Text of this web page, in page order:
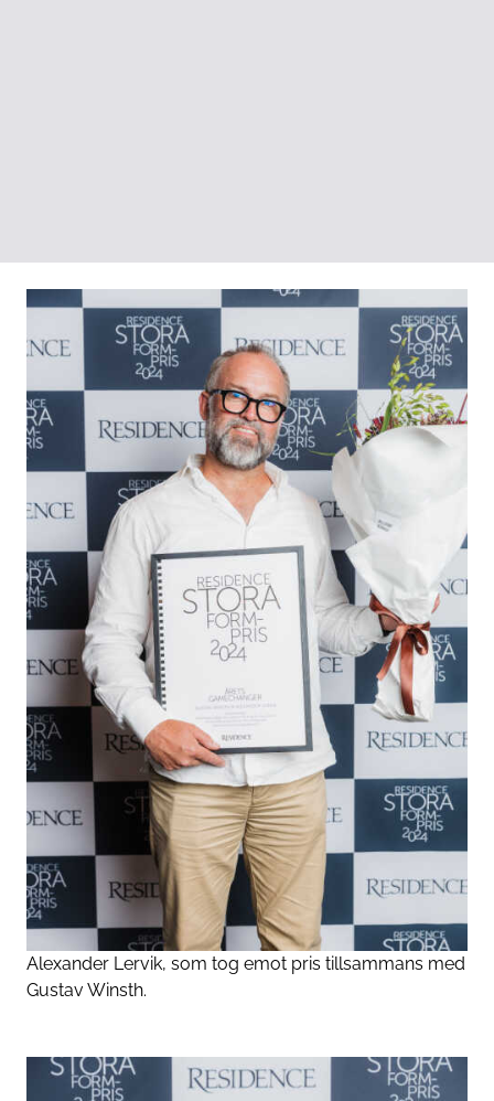
Alexander Lervik, som tog emot pris tillsammans med
Gustav Winsth.